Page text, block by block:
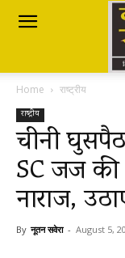
Nutan
Savera
नूतन
सवेरा
Home राष्ट्रीय
राष्ट्रीय
चीनी
SC जज की
नाराज,
By नूतन सवेरा - August 5,